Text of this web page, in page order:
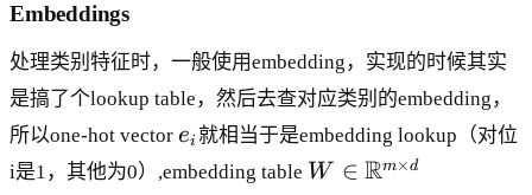
Embeddings
处理类别特征时，一般使用embedding，实现的时候其实
是搞了个lookup table，然后去查对应类别的embedding，
所以one-hot vector e
_
i
ei 就相当于是embedding lookup（对位
i是1，其他为0）,embedding table W
W ∈ Rm×d